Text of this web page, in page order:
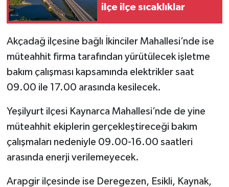
ilçe ilçe sıcaklıklar
Akçadağ ilçesine bağlı İkinciler Mahallesi’nde ise
müteahhit firma tarafından yürütülecek işletme
bakım çalışması kapsamında elektrikler saat
09.00 ile 17.00 arasında kesilecek.
Yeşilyurt ilçesi Kaynarca Mahallesi’nde de yine
müteahhit ekiplerin gerçekleştireceği bakım
çalışmaları nedeniyle 09.00-16.00 saatleri
arasında enerji verilemeyecek.
Arapgir ilçesinde ise Deregezen, Esikli, Kaynak,